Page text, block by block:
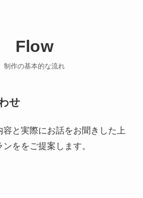
Flow
制作の基本的な流れ
せ
容と実際にお話をお聞きした上
ををご提案します。